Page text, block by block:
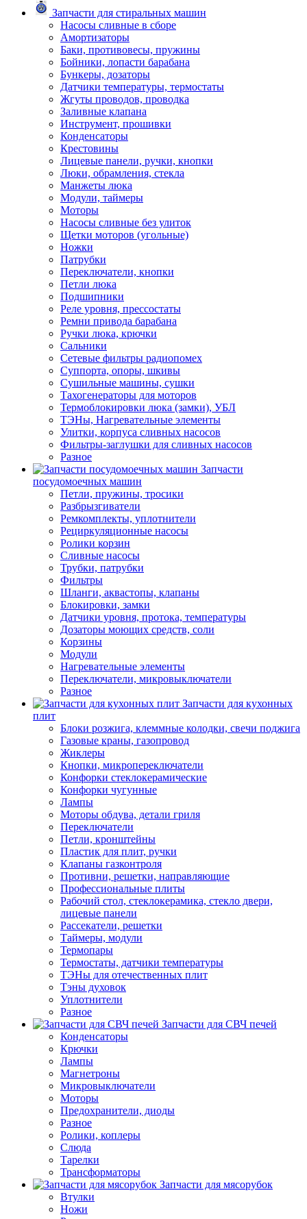
Запчасти для стиральных машин
Насосы сливные в сборе
Амортизаторы
Баки, противовесы, пружины
Бойники, лопасти барабана
Бункеры, дозаторы
Датчики температуры, термостаты
Жгуты проводов, проводка
Заливные клапана
Инструмент, прошивки
Конденсаторы
Крестовины
Лицевые панели, ручки, кнопки
Люки, обрамления, стекла
Манжеты люка
Модули, таймеры
Моторы
Насосы сливные без улиток
Щетки моторов (угольные)
Ножки
Патрубки
Переключатели, кнопки
Петли люка
Подшипники
Реле уровня, прессостаты
Ремни привода барабана
Ручки люка, крючки
Сальники
Сетевые фильтры радиопомех
Суппорта, опоры, шкивы
Сушильные машины, сушки
Тахогенераторы для моторов
Термоблокировки люка (замки), УБЛ
ТЭНы, Нагревательные элементы
Улитки, корпуса сливных насосов
Фильтры-заглушки для сливных насосов
Разное
Запчасти
посудомоечных машин
Петли, пружины, тросики
Разбрызгиватели
Ремкомплекты, уплотнители
Рециркуляционные насосы
Ролики корзин
Сливные насосы
Трубки, патрубки
Фильтры
Шланги, аквастопы, клапаны
Блокировки, замки
Датчики уровня, протока, температуры
Дозаторы моющих средств, соли
Корзины
Модули
Нагревательные элементы
Переключатели, микровыключатели
Разное
Запчасти для кухонных
плит
Блоки розжига, клеммные колодки, свечи поджига
Газовые краны, газопровод
Жиклеры
Кнопки, микропереключатели
Конфорки стеклокерамические
Конфорки чугунные
Лампы
Моторы обдува, детали гриля
Переключатели
Петли, кронштейны
Пластик для плит, ручки
Клапаны газконтроля
Противни, решетки, направляющие
Профессиональные плиты
Рабочий стол, стеклокерамика, стекло двери,
лицевые панели
Рассекатели, решетки
Таймеры, модули
Термопары
Термостаты, датчики температуры
ТЭНы для отечественных плит
Тэны духовок
Уплотнители
Разное
Запчасти для СВЧ печей
Конденсаторы
Крючки
Лампы
Магнетроны
Микровыключатели
Моторы
Предохранители, диоды
Разное
Ролики, коплеры
Слюда
Тарелки
Трансформаторы
Запчасти для мясорубок
Втулки
Ножи